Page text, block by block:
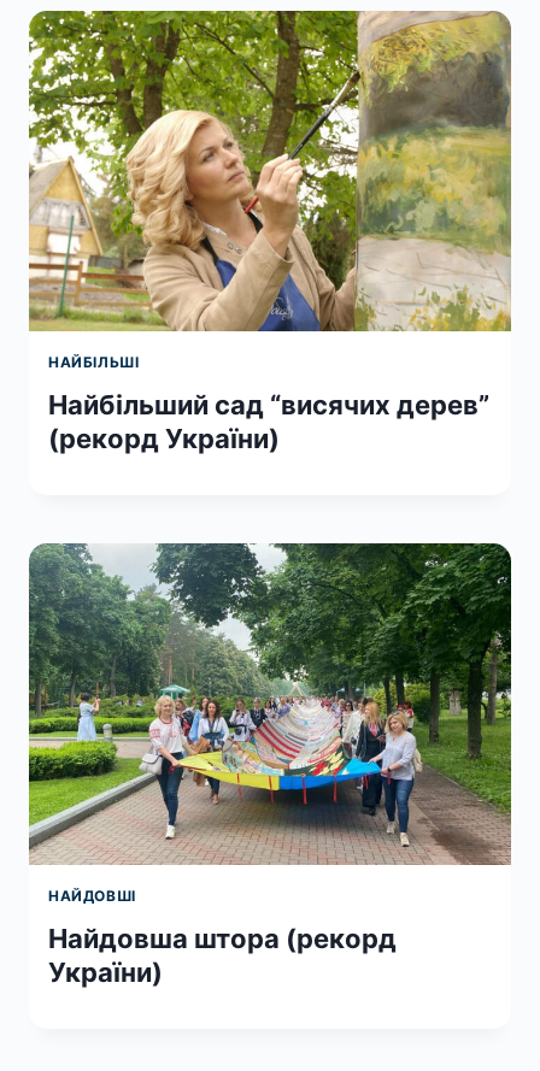
НАЙБІЛЬШІ
Найбільший сад “висячих дерев”
(рекорд України)
НАЙДОВШІ
Найдовша штора (рекорд
України)